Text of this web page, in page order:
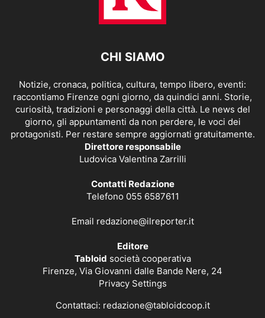
CHI SIAMO
Notizie, cronaca, politica, cultura, tempo libero, eventi:
raccontiamo Firenze ogni giorno, da quindici anni. Storie,
curiosità, tradizioni e personaggi della città. Le news del
giorno, gli appuntamenti da non perdere, le voci dei
protagonisti. Per restare sempre aggiornati gratuitamente.
Direttore responsabile
Ludovica Valentina Zarrilli
Contatti Redazione
Telefono 055 6587611
Email redazione@ilreporter.it
Editore
Tabloid società cooperativa
Firenze, Via Giovanni dalle Bande Nere, 24
Privacy Settings
Contattaci: redazione@tabloidcoop.it